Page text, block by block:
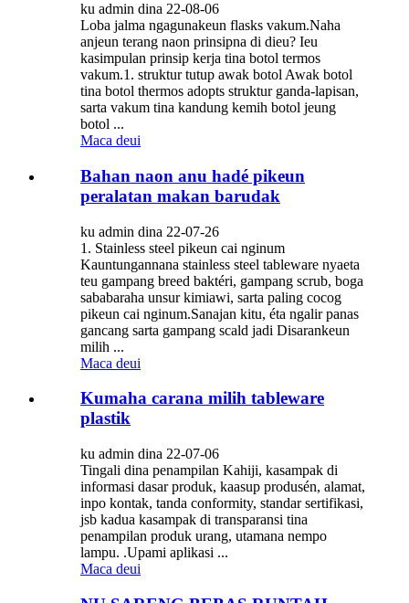
ku admin dina 22-08-06
Loba jalma ngagunakeun flasks vakum.Naha
anjeun terang naon prinsipna di dieu? Ieu
kasimpulan prinsip kerja tina botol termos
vakum.1. struktur tutup awak botol Awak botol
tina botol thermos adopts struktur ganda-lapisan,
sarta vakum tina kandung kemih botol jeung
botol ...
Maca deui
Bahan naon anu hadé pikeun
peralatan makan barudak
ku admin dina 22-07-26
1. Stainless steel pikeun cai nginum
Kauntungannana stainless steel tableware nyaeta
teu gampang breed baktéri, gampang scrub, boga
sababaraha unsur kimiawi, sarta paling cocog
pikeun cai nginum.Sanajan kitu, éta ngalir panas
gancang sarta gampang scald jadi Disarankeun
milih ...
Maca deui
Kumaha carana milih tableware
plastik
ku admin dina 22-07-06
Tingali dina penampilan Kahiji, kasampak di
informasi dasar produk, kaasup produsén, alamat,
inpo kontak, tanda conformity, standar sertifikasi,
jsb kadua kasampak di transparansi tina
penampilan produk urang, utamana nempo
lampu. .Upami aplikasi ...
Maca deui